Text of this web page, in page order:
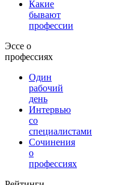
Какие
бывают
профессии
Эссе о
профессиях
Один
рабочий
день
Интервью
со
специалистами
Сочинения
о
профессиях